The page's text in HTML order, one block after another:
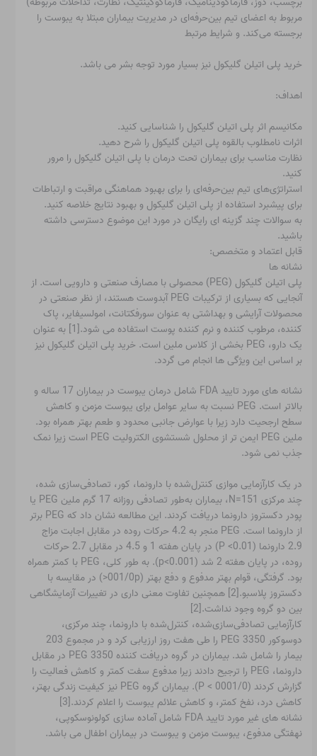
مربوط به اعضای تیم بین‌حرفه‌ای در مدیریت بیماران مبتلا به یبوست را
برجسته می‌کند. و شرایط مرتبط
خرید پلی اتیلن گلیکول نیز بسیار مورد توجه بشر می باشد.
اهداف:
مکانیسم اثر پلی اتیلن گلیکول را شناسایی کنید.
اثرات نامطلوب بالقوه پلی اتیلن گلیکول را شرح دهید.
نظارت مناسب برای بیماران تحت درمان با پلی اتیلن گلیکول را مرور
کنید.
استراتژی‌های تیم بین‌حرفه‌ای را برای بهبود هماهنگی مراقبت و ارتباطات
برای پیشبرد استفاده از پلی اتیلن گلیکول و بهبود نتایج خلاصه کنید.
به سوالات چند گزینه ای رایگان در مورد این موضوع دسترسی داشته
باشید.
قابل اعتماد و متخصص:
نشانه ها
پلی اتیلن گلیکول (PEG) محصولی با مصارف صنعتی و دارویی است. از
آنجایی که بسیاری از ترکیبات PEG آبدوست هستند، از نظر صنعتی در
محصولات آرایشی و بهداشتی به عنوان سورفکتانت، امولسیفایر، پاک
کننده، مرطوب کننده و نرم کننده پوست استفاده می شود.[1] به عنوان
یک دارو، PEG بخشی از کلاس ملین است. خرید پلی اتیلن گلیکول نیز
بر اساس این ویژگی ها انجام می گردد.
نشانه های مورد تایید FDA شامل درمان یبوست در بیماران 17 ساله و
بالاتر است. PEG نسبت به سایر عوامل برای یبوست مزمن و کاهش
سطح ارجحیت دارد زیرا با عوارض جانبی محدود و طعم بهتر همراه بود.
ملین PEG ایمن تر از محلول شستشوی الکترولیت PEG است زیرا نمک
جذب نمی شود.
در یک کارآزمایی موازی کنترل‌شده با دارونما، کور، تصادفی‌سازی شده،
چند مرکزی N=151، بیماران به‌طور تصادفی روزانه 17 گرم ملین PEG یا
پودر دکستروز دارونما دریافت کردند. این مطالعه نشان داد که PEG برتر
از دارونما است. PEG منجر به 4.2 حرکات روده در مقابل اجابت مزاج
2.9 دارونما (P <0.01) در پایان هفته 1 و 4.5 در مقابل 2.7 حرکات
روده، در پایان هفته 2 شد (p<0.001). به طور کلی، PEG با کمتر همراه
بود. گرفتگی، قوام بهتر مدفوع و دفع بهتر (001/0p<) در مقایسه با
دکستروز پلاسبو.[2] همچنین تفاوت معنی داری در تغییرات آزمایشگاهی
بین دو گروه وجود نداشت.[2]
کارآزمایی تصادفی‌سازی‌شده، کنترل‌شده با دارونما، چند مرکزی،
دوسوکور PEG 3350 را طی هفت روز ارزیابی کرد و در مجموع 203
بیمار را شامل شد. بیماران در گروه دریافت کننده PEG 3350 در مقابل
دارونما، PEG را ترجیح دادند زیرا مدفوع سفت کمتر و کاهش فعالیت را
گزارش کردند (0001/0 > P). بیماران گروه PEG نیز کیفیت زندگی بهتر،
کاهش درد، نفخ کمتر، و کاهش علائم یبوست را اعلام کردند.[3]
نشانه های غیر مورد تایید FDA شامل آماده سازی کولونوسکوپی،
نهفتگی مدفوع، یبوست مزمن و یبوست در بیماران اطفال می باشد.